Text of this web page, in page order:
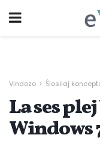
Vindozo Ŝlosilaj
La ses
Windows